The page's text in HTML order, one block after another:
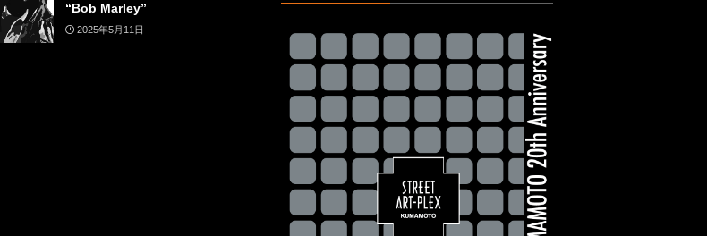
“Bob Marley”
2025年5月11日